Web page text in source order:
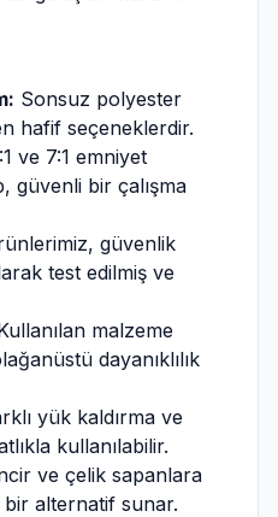
Sonsuz polyester
hafif seçeneklerdir.
ve 7:1 emniyet
güvenli bir çalışma
güvenlik
test edilmiş ve
malzeme
dayanıklılık
yük kaldırma ve
kullanılabilir.
ve çelik sapanlara
alternatif sunar.